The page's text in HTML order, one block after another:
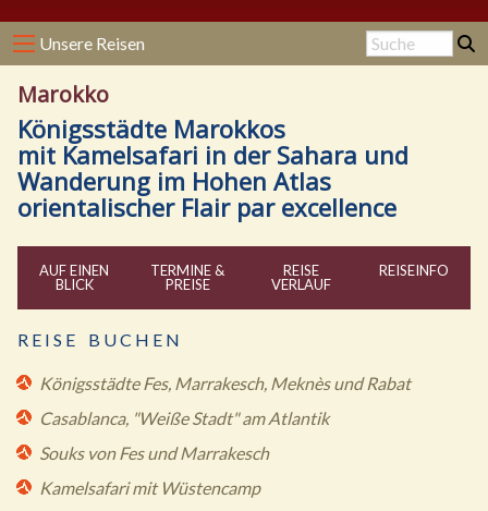
Unsere Reisen
Marokko
Königsstädte Marokkos
mit Kamelsafari in der Sahara und
Wanderung im Hohen Atlas
orientalischer Flair par excellence
AUF EINEN
BLICK
TERMINE &
PREISE
REISE
VERLAUF
REISEINFO
R E I S E B U C H E N
Königsstädte Fes, Marrakesch, Meknès und Rabat
Casablanca, "Weiße Stadt" am Atlantik
Souks von Fes und Marrakesch
Kamelsafari mit Wüstencamp